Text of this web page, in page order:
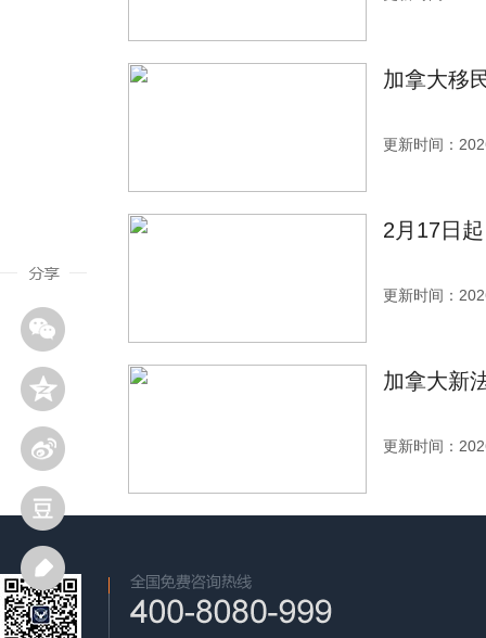
加拿大移
更新时间：
2月17日
更新时间：
加拿大新
更新时间：